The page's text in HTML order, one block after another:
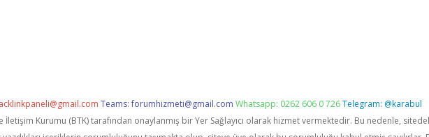
Teams:forumhizmeti@gmail.com Whatsapp: 0262 606 0 726Telegram: @karabul
İletişim Kurumu (BTK) tarafından onaylanmış bir Yer Sağlayıcı olarak hizmet vermektedir. Bu nedenle,